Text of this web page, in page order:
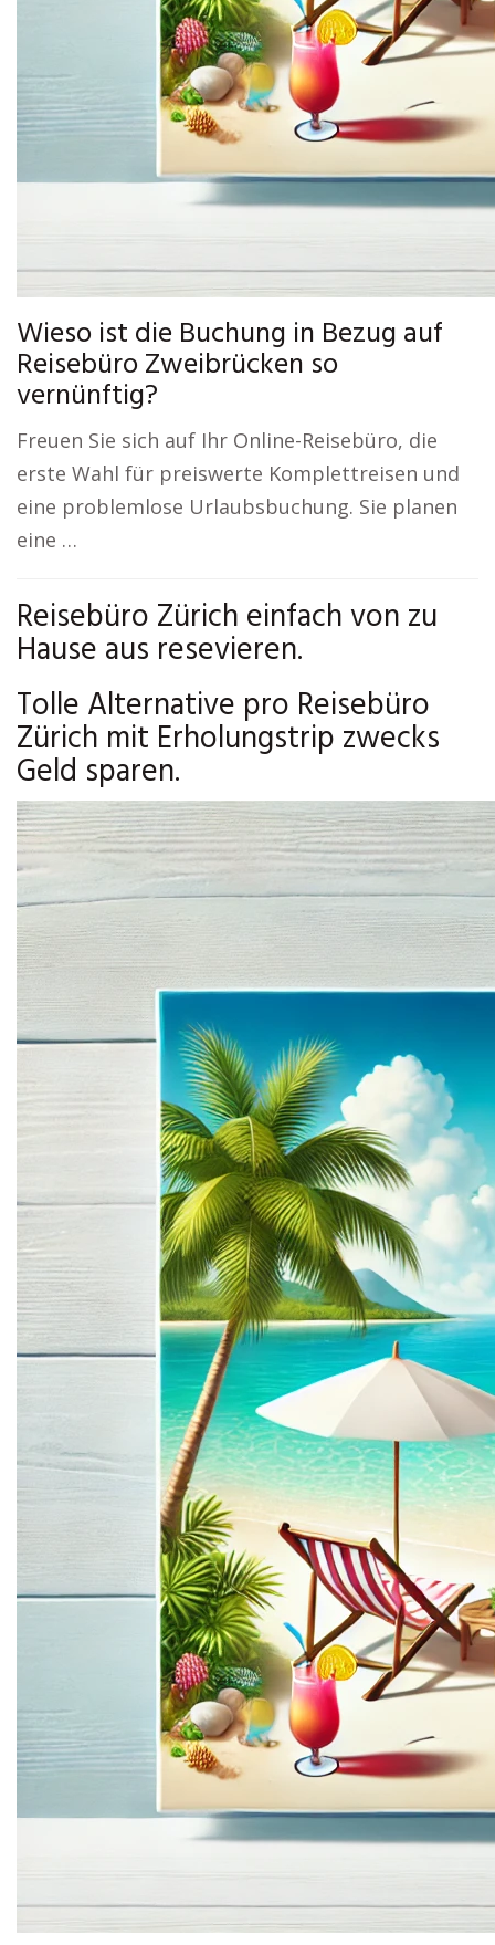
Wieso ist die Buchung in Bezug auf
Reisebüro Zweibrücken so
vernünftig?
Freuen Sie sich auf Ihr Online-Reisebüro, die
erste Wahl für preiswerte Komplettreisen und
eine problemlose Urlaubsbuchung. Sie planen
eine …
Reisebüro Zürich einfach von zu
Hause aus resevieren.
Tolle Alternative pro Reisebüro
Zürich mit Erholungstrip zwecks
Geld sparen.